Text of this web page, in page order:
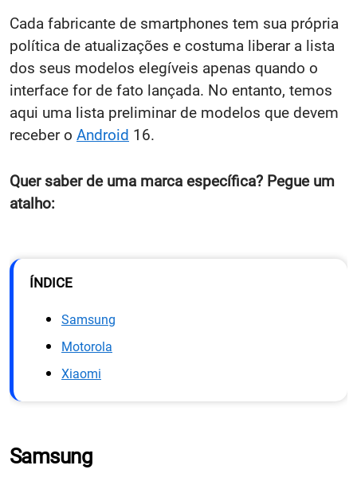
Cada fabricante de smartphones tem sua própria
política de atualizações e costuma liberar a lista
dos seus modelos elegíveis apenas quando o
interface for de fato lançada. No entanto, temos
aqui uma lista preliminar de modelos que devem
receber o Android 16.
Quer saber de uma marca específica? Pegue um
atalho:
ÍNDICE
Samsung
Motorola
Xiaomi
Samsung